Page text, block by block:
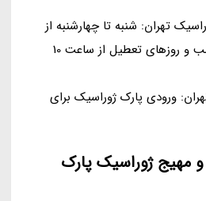
تهران: شنبه تا چهارشنبه از
ساعت 10 صبح تا 9 شب و روزهای تعطیل از ساعت 10
ورودی پارک ژوراسیک برای
ژوراسیک پارک